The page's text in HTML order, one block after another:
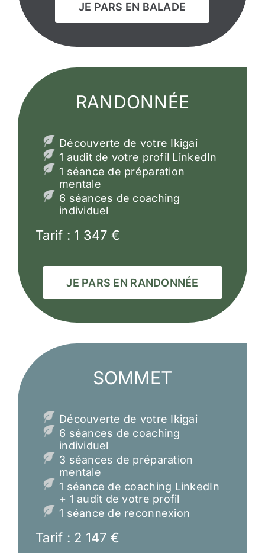
JE PARS EN BALADE
RANDONNÉE
Découverte de votre Ikigai
1 audit de votre profil LinkedIn
1 séance de préparation
mentale
6 séances de coaching
individuel
Tarif : 1 347 €
JE PARS EN RANDONNÉE
SOMMET
Découverte de votre Ikigai
6 séances de coaching
individuel
3 séances de préparation
mentale
1 séance de coaching LinkedIn
+ 1 audit de votre profil
1 séance de reconnexion
Tarif : 2 147 €